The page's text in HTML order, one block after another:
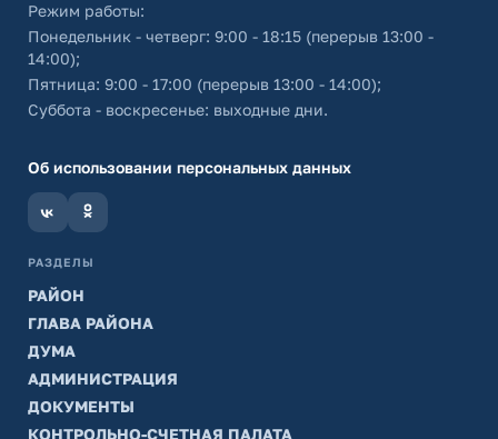
Режим работы:
Понедельник - четверг: 9:00 - 18:15 (перерыв 13:00 -
14:00);
Пятница: 9:00 - 17:00 (перерыв 13:00 - 14:00);
Суббота - воскресенье: выходные дни.
Об использовании персональных данных
РАЗДЕЛЫ
РАЙОН
ГЛАВА РАЙОНА
ДУМА
АДМИНИСТРАЦИЯ
ДОКУМЕНТЫ
КОНТРОЛЬНО-СЧЕТНАЯ ПАЛАТА